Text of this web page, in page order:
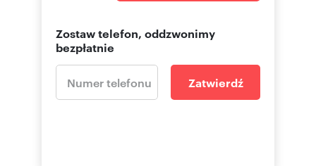
Zostaw telefon, oddzwonimy
bezpłatnie
Zatwierdź